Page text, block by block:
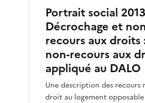
Portrait social
Décrochage et
recours aux droits
non-recours aux
appliqué au DALO
Une description des recours
droit au logement opposable